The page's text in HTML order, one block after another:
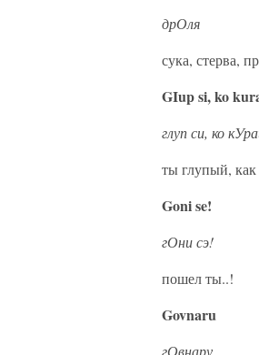
дрОля
сука, стерва,
GIup si, ko
глуп си, ко
ты глупый, как
Goni se!
гОни сэ!
пошел ты..!
Govnaru
гОвнару